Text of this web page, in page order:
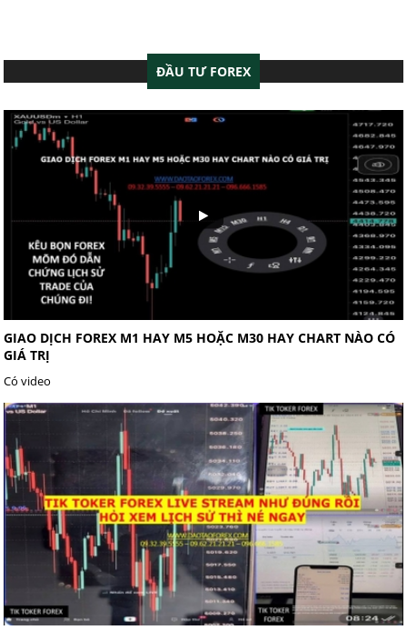
ĐẦU TƯ FOREX
GIAO DỊCH FOREX M1 HAY M5 HOẶC M30 HAY CHART NÀO CÓ
GIÁ TRỊ
Có video